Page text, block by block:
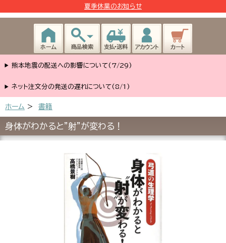
夏季休業のお知らせ
熊本地震の配送への影響について(7/29)
ネット注文分の発送の遅れについて(8/1)
ホーム > 書籍
身体がわかると”射”が変わる！